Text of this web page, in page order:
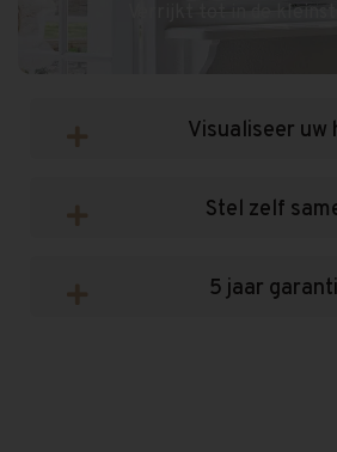
Verrijkt tot in de
Visualiseer uw
Stel zelf
5 jaar